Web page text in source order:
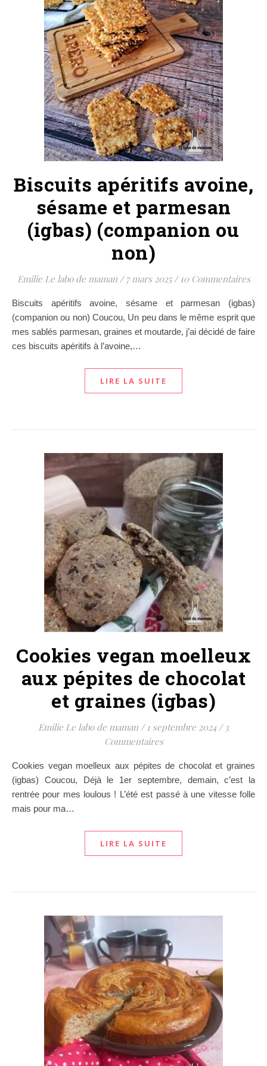
Biscuits apéritifs avoine,
sésame et parmesan
(igbas) (companion ou
non)
Emilie Le labo de maman / 7 mars 2025 / 10 Commentaires
Biscuits apéritifs avoine, sésame et parmesan (igbas)
(companion ou non) Coucou, Un peu dans le même esprit que
mes sablés parmesan, graines et moutarde, j’ai décidé de faire
ces biscuits apéritifs à l’avoine,…
LIRE LA SUITE
Cookies vegan moelleux
aux pépites de chocolat
et graines (igbas)
Emilie Le labo de maman / 1 septembre 2024 / 3
Commentaires
Cookies vegan moelleux aux pépites de chocolat et graines
(igbas) Coucou, Déjà le 1er septembre, demain, c’est la
rentrée pour mes loulous ! L’été est passé à une vitesse folle
mais pour ma…
LIRE LA SUITE